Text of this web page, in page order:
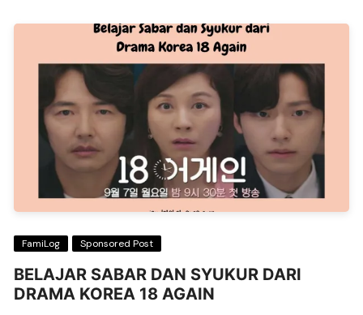
FamiLog Sponsored Post
BELAJAR SABAR DAN SYUKUR DARI
DRAMA KOREA 18 AGAIN